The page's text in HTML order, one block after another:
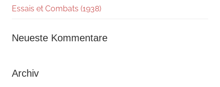
Essais et Combats (1938)
Neueste Kommentare
Archiv